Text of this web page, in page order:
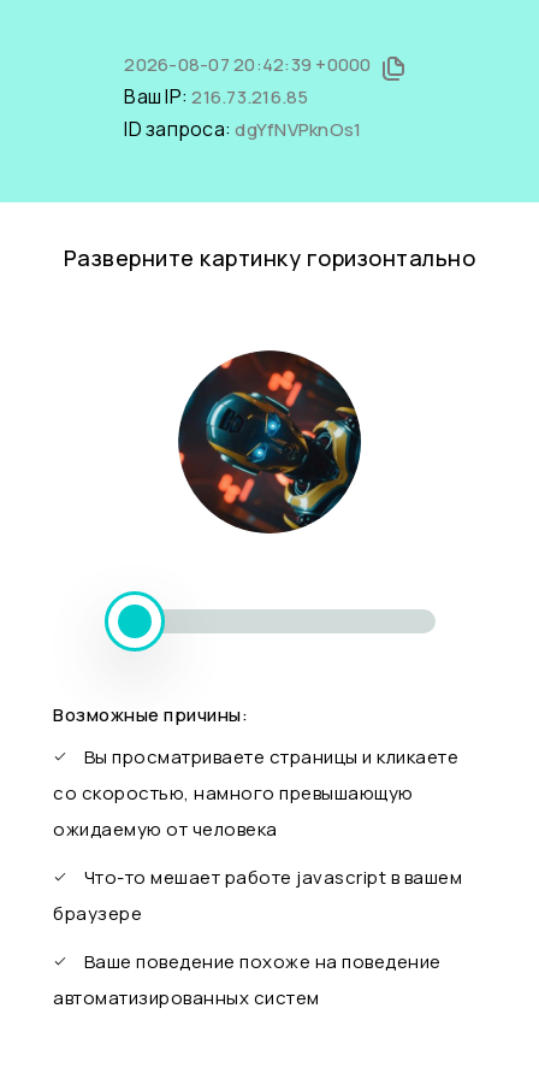
2026-08-07 20:42:39 +0000
Ваш IP:216.73.216.85
ID запроса:dgYfNVPknOs1
Разверните картинку горизонтально
Возможные причины:
Вы просматриваете страницы и кликаете
со скоростью, намного превышающую
ожидаемую от человека
Что-то мешает работе javascript в вашем
браузере
Ваше поведение похоже на поведение
автоматизированных систем